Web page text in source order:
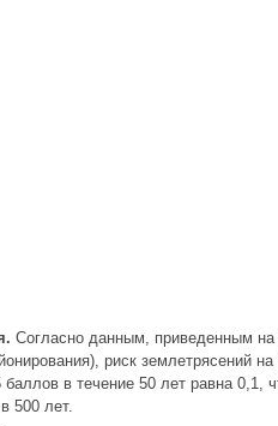
Согласно данным, приведенным
риск землетрясений
баллов в течение 50 лет равна 0,1,
500 лет.